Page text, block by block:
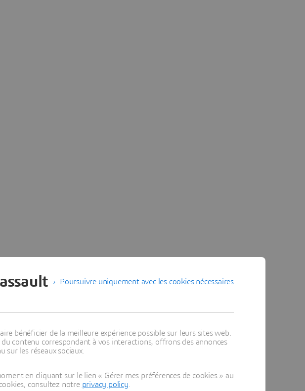
Poursuivre uniquement avec les cookies nécessaires
bénéficier de la meilleure expérience possible sur leurs sites web.
contenu correspondant à vos interactions, offrons des annonces
les réseaux sociaux.
en cliquant sur le lien « Gérer mes préférences de cookies » au
consultez notre privacy policy